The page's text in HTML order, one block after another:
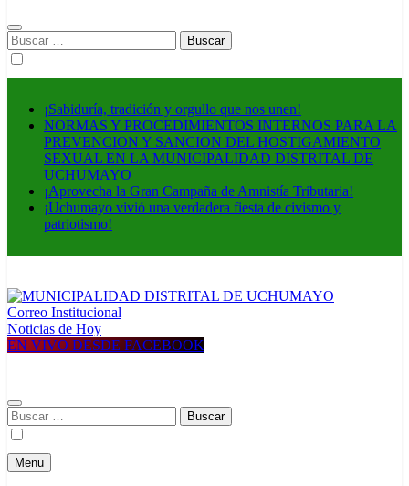
Buscar:
¡Sabiduría, tradición y orgullo que nos unen!
NORMAS Y PROCEDIMIENTOS INTERNOS PARA LA
PREVENCION Y SANCION DEL HOSTIGAMIENTO
SEXUAL EN LA MUNICIPALIDAD DISTRITAL DE
UCHUMAYO
¡Aprovecha la Gran Campaña de Amnistía Tributaria!
¡Uchumayo vivió una verdadera fiesta de civismo y
patriotismo!
MUNICIPALIDAD DISTRITAL DE UCHUMAYO
Construyendo una nueva Historia
Correo Institucional
Noticias de Hoy
EN VIVO DESDE FACEBOOK
Buscar:
Menu